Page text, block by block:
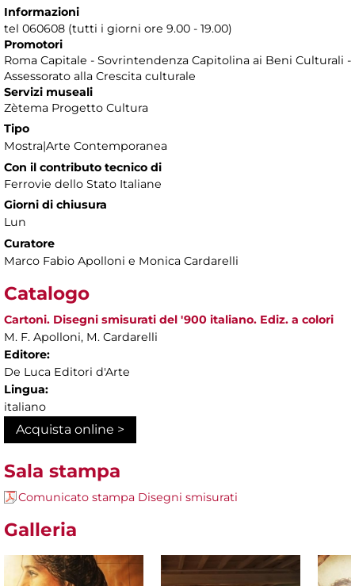
Informazioni
tel 060608 (tutti i giorni ore 9.00 - 19.00)
Promotori
Roma Capitale - Sovrintendenza Capitolina ai Beni Culturali -
Assessorato alla Crescita culturale
Servizi museali
Zètema Progetto Cultura
Tipo
Mostra|Arte Contemporanea
Con il contributo tecnico di
Ferrovie dello Stato Italiane
Giorni di chiusura
Lun
Curatore
Marco Fabio Apolloni e Monica Cardarelli
Catalogo
Cartoni. Disegni smisurati del '900 italiano. Ediz. a colori
M. F. Apolloni, M. Cardarelli
Editore:
De Luca Editori d'Arte
Lingua:
italiano
Acquista online >
Sala stampa
Comunicato stampa Disegni smisurati
Galleria